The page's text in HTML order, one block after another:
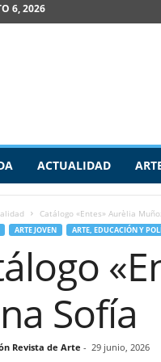
6, 2026
ACTUALIDAD
Catálogo «Entes» Aurèlia
ARTE JOVEN ARTE, EDUCACIÓN Y
Sofía
Revista de Arte - 29 junio, 2026